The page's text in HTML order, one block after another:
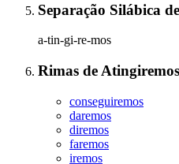
Separação Silábica de
a-tin-gi-re-mos
Rimas de Atingiremos
conseguiremos
daremos
diremos
faremos
iremos